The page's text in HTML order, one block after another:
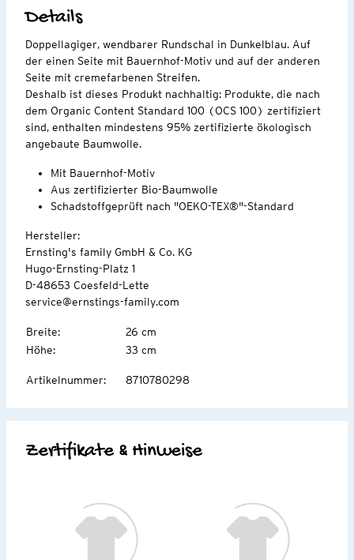
Details
Doppellagiger, wendbarer Rundschal in Dunkelblau. Auf
der einen Seite mit Bauernhof-Motiv und auf der anderen
Seite mit cremefarbenen Streifen.
Deshalb ist dieses Produkt nachhaltig: Produkte, die nach
dem Organic Content Standard 100 (OCS 100) zertifiziert
sind, enthalten mindestens 95% zertifizierte ökologisch
angebaute Baumwolle.
Mit Bauernhof-Motiv
Aus zertifizierter Bio-Baumwolle
Schadstoffgeprüft nach "OEKO-TEX®"-Standard
Hersteller:
Ernsting's family GmbH & Co. KG
Hugo-Ernsting-Platz 1
D-48653 Coesfeld-Lette
service@ernstings-family.com
Breite:
26 cm
Höhe: 33 cm
Artikelnummer: 8710780298
Zertifikate & Hinweise